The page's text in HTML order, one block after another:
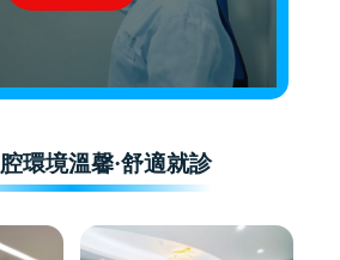
環境溫馨·舒適就診